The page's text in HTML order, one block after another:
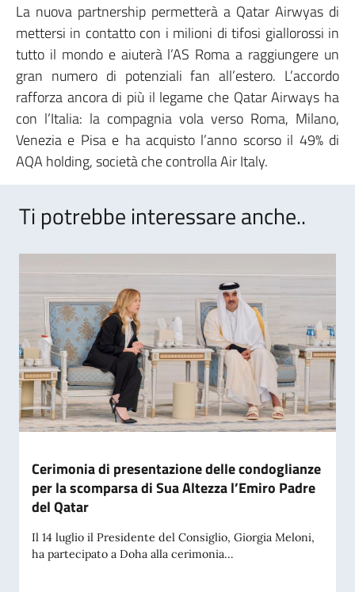
La nuova partnership permetterà a Qatar Airwyas di
mettersi in contatto con i milioni di tifosi giallorossi in
tutto il mondo e aiuterà l’AS Roma a raggiungere un
gran numero di potenziali fan all’estero. L’accordo
rafforza ancora di più il legame che Qatar Airways ha
con l’Italia: la compagnia vola verso Roma, Milano,
Venezia e Pisa e ha acquisto l’anno scorso il 49% di
AQA holding, società che controlla Air Italy.
Ti potrebbe interessare anche..
Cerimonia di presentazione delle condoglianze
per la scomparsa di Sua Altezza l’Emiro Padre
del Qatar
Il 14 luglio il Presidente del Consiglio, Giorgia Meloni,
ha partecipato a Doha alla cerimonia...